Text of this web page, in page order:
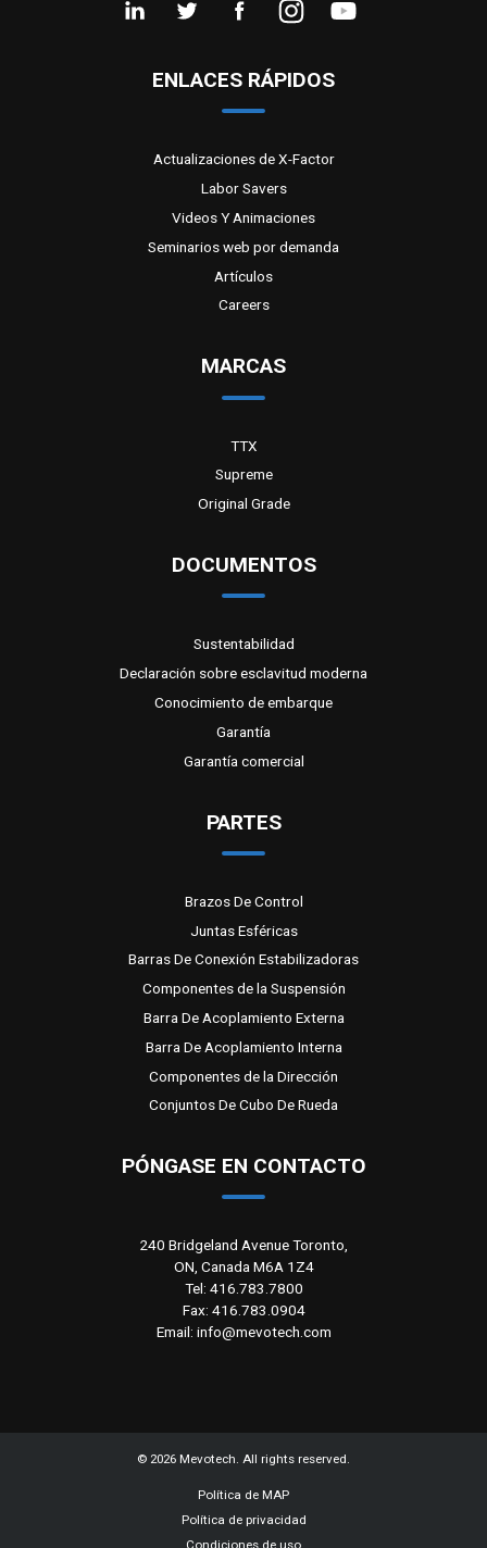
ENLACES RÁPIDOS
Actualizaciones de X-Factor
Labor Savers
Videos Y Animaciones
Seminarios web por demanda
Artículos
Careers
MARCAS
TTX
Supreme
Original Grade
DOCUMENTOS
Sustentabilidad
Declaración sobre esclavitud moderna
Conocimiento de embarque
Garantía
Garantía comercial
PARTES
Brazos De Control
Juntas Esféricas
Barras De Conexión Estabilizadoras
Componentes de la Suspensión
Barra De Acoplamiento Externa
Barra De Acoplamiento Interna
Componentes de la Dirección
Conjuntos De Cubo De Rueda
PÓNGASE EN CONTACTO
240 Bridgeland Avenue Toronto,
ON, Canada M6A 1Z4
Tel: 416.783.7800
Fax: 416.783.0904
Email: info@mevotech.com
© 2026 Mevotech. All rights reserved.
Política de MAP
Política de privacidad
Condiciones de uso